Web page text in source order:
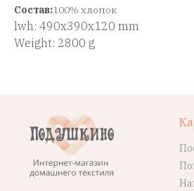
Состав:100% хлопок
lwh: 490x390x120 mm
Weight: 2800 g